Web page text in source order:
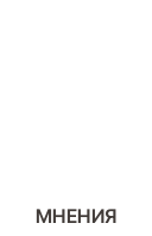
МНЕНИЯ